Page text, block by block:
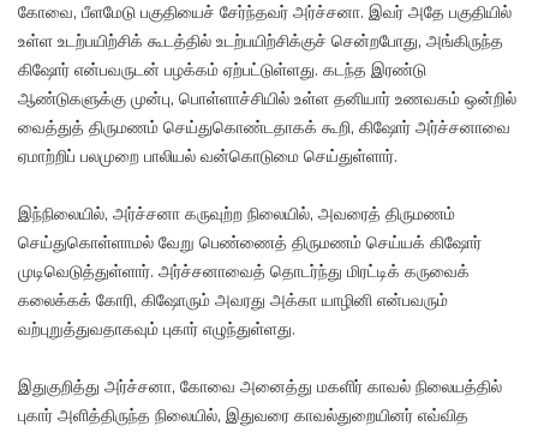
கோவை, பீளமேடு பகுதியைச் சேர்ந்தவர் அர்ச்சனா. இவர் அதே பகுதியில்
உள்ள உடற்பயிற்சிக் கூடத்தில் உடற்பயிற்சிக்குச் சென்றபோது, அங்கிருந்த
கிஷோர் என்பவருடன் பழக்கம் ஏற்பட்டுள்ளது. கடந்த இரண்டு
ஆண்டுகளுக்கு முன்பு, பொள்ளாச்சியில் உள்ள தனியார் உணவகம் ஒன்றில்
வைத்துத் திருமணம் செய்துகொண்டதாகக் கூறி, கிஷோர் அர்ச்சனாவை
ஏமாற்றிப் பலமுறை பாலியல் வன்கொடுமை செய்துள்ளார்.
இந்நிலையில், அர்ச்சனா கருவுற்ற நிலையில், அவரைத் திருமணம்
செய்துகொள்ளாமல் வேறு பெண்ணைத் திருமணம் செய்யக் கிஷோர்
முடிவெடுத்துள்ளார். அர்ச்சனாவைத் தொடர்ந்து மிரட்டிக் கருவைக்
கலைக்கக் கோரி, கிஷோரும் அவரது அக்கா யாழினி என்பவரும்
வற்புறுத்துவதாகவும் புகார் எழுந்துள்ளது.
இதுகுறித்து அர்ச்சனா, கோவை அனைத்து மகளிர் காவல் நிலையத்தில்
புகார் அளித்திருந்த நிலையில், இதுவரை காவல்துறையினர் எவ்வித